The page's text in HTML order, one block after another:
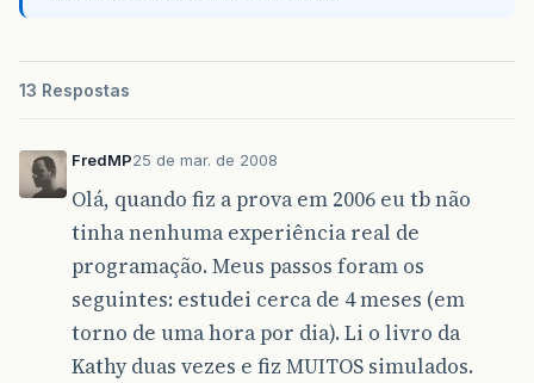
13 Respostas
FredMP25 de mar. de 2008
Olá, quando fiz a prova em 2006 eu tb não
tinha nenhuma experiência real de
programação. Meus passos foram os
seguintes: estudei cerca de 4 meses (em
torno de uma hora por dia). Li o livro da
Kathy duas vezes e fiz MUITOS simulados.